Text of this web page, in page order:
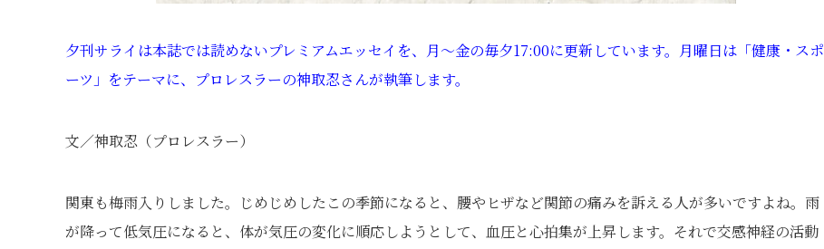
夕刊サライは本誌では読めないプレミアムエッセイを、月～金の毎夕17:00に更新しています。月曜日は「健康・スポ
ーツ」をテーマに、プロレスラーの神取忍さんが執筆します。
文／神取忍（プロレスラー）
関東も梅雨入りしました。じめじめしたこの季節になると、腰やヒザなど関節の痛みを訴える人が多いですよね。雨
が降って低気圧になると、体が気圧の変化に順応しようとして、血圧と心拍集が上昇します。それで交感神経の活動